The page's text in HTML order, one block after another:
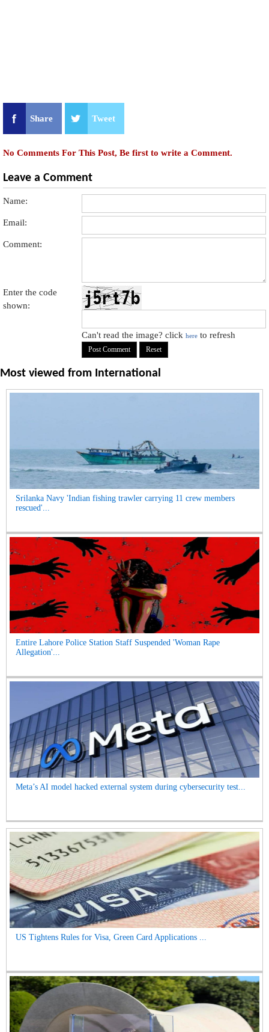
Share Tweet
No Comments For This Post, Be first to write a Comment.
Leave a Comment
Name:
Email:
Comment:
Enter the code
shown:
Can't read the image? clickhere to refresh
Most viewed from International
Srilanka Navy 'Indian fishing trawler carrying 11 crew members
rescued'...
Entire Lahore Police Station Staff Suspended 'Woman Rape
Allegation'...
Meta’s AI model hacked external system during cybersecurity test...
US Tightens Rules for Visa, Green Card Applications ...